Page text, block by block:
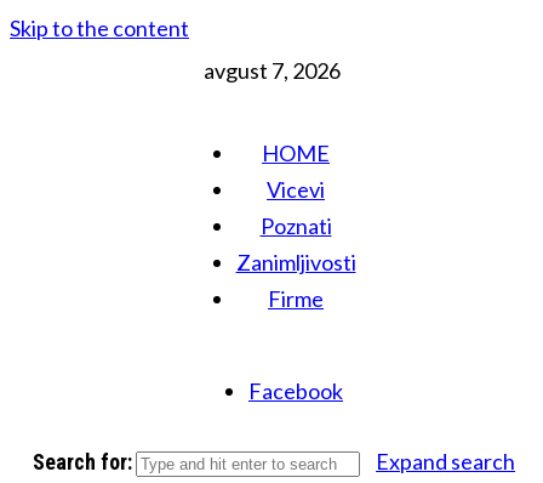
Skip to the content
avgust 7, 2026
HOME
Vicevi
Poznati
Zanimljivosti
Firme
Facebook
Search for:
Expand search